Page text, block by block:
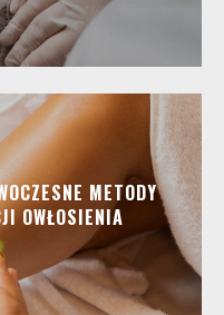
METODY
OWŁOSIENIA